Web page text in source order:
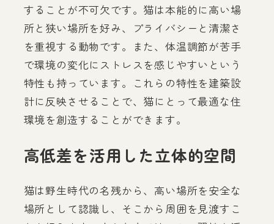
することが不可欠です。猫は本能的に高い場
所と狭い場所を好み、プライバシーと清潔さ
を重視する動物です。また、体温調節が苦手
で環境の変化にストレスを感じやすいという
特性も持っています。これらの特性を建築設
計に反映させることで、猫にとって最適な住
環境を創造することができます。
高低差を活用した立体的空間
猫は野生時代の名残から、高い場所を安全な
場所として認識し、そこから周囲を見渡すこ